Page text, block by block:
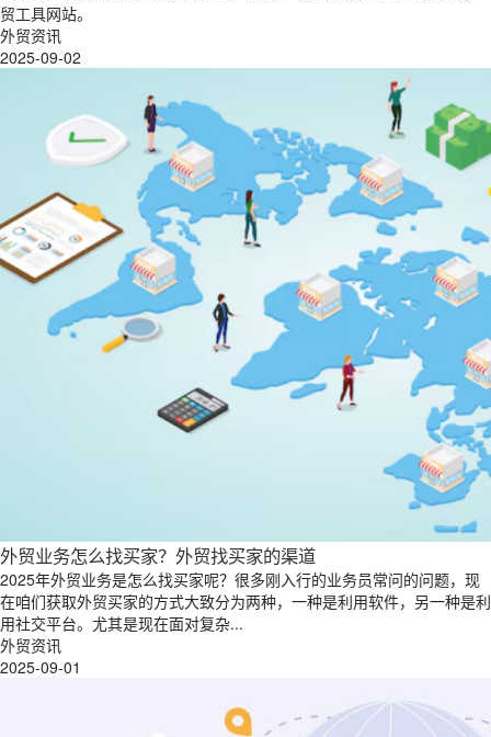
贸工具网站。
外贸资讯
2025-09-02
外贸业务怎么找买家？外贸找买家的渠道
2025年外贸业务是怎么找买家呢？很多刚入行的业务员常问的问题，现
在咱们获取外贸买家的方式大致分为两种，一种是利用软件，另一种是利
用社交平台。尤其是现在面对复杂...
外贸资讯
2025-09-01